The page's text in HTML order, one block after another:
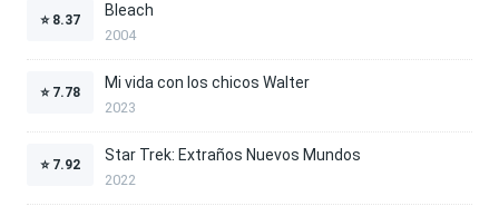
⭐ 8.37
Bleach
2004
⭐ 7.78
Mi vida con los chicos Walter
2023
⭐ 7.92
Star Trek: Extraños Nuevos Mundos
2022